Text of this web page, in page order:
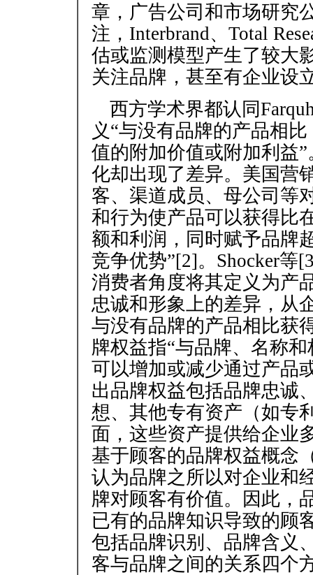
章，广告公司和市场研究
注，Interbrand、Total
估或监测模型产生了较大
关注品牌，甚至有企业设
西方学术界都认同
义“与没有品牌的产品相
值的附加价值或附加利益
化却出现了差异。美国营
客、渠道成员、母公司等
和行为使产品可以获得比
额和利润，同时赋予品牌
竞争优势”[2]。Shocker等
消费者角度将其定义为产
忠诚和形象上的差异，从
与没有品牌的产品相比获
牌权益指“与品牌、名称
可以增加或减少通过产品
出品牌权益包括品牌忠诚
想、其他专有资产（如专
面，这些资产提供给企业
基于顾客的品牌权益概念
认为品牌之所以对企业和
牌对顾客有价值。因此，
已有的品牌知识导致的顾
包括品牌识别、品牌含义
客与品牌之间的关系四个